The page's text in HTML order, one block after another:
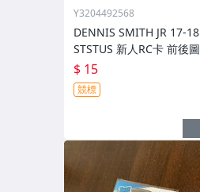
Y3204492568
DENNIS SMITH JR 17-18
STSTUS 新人RC卡 前後圖
$ 15
競標